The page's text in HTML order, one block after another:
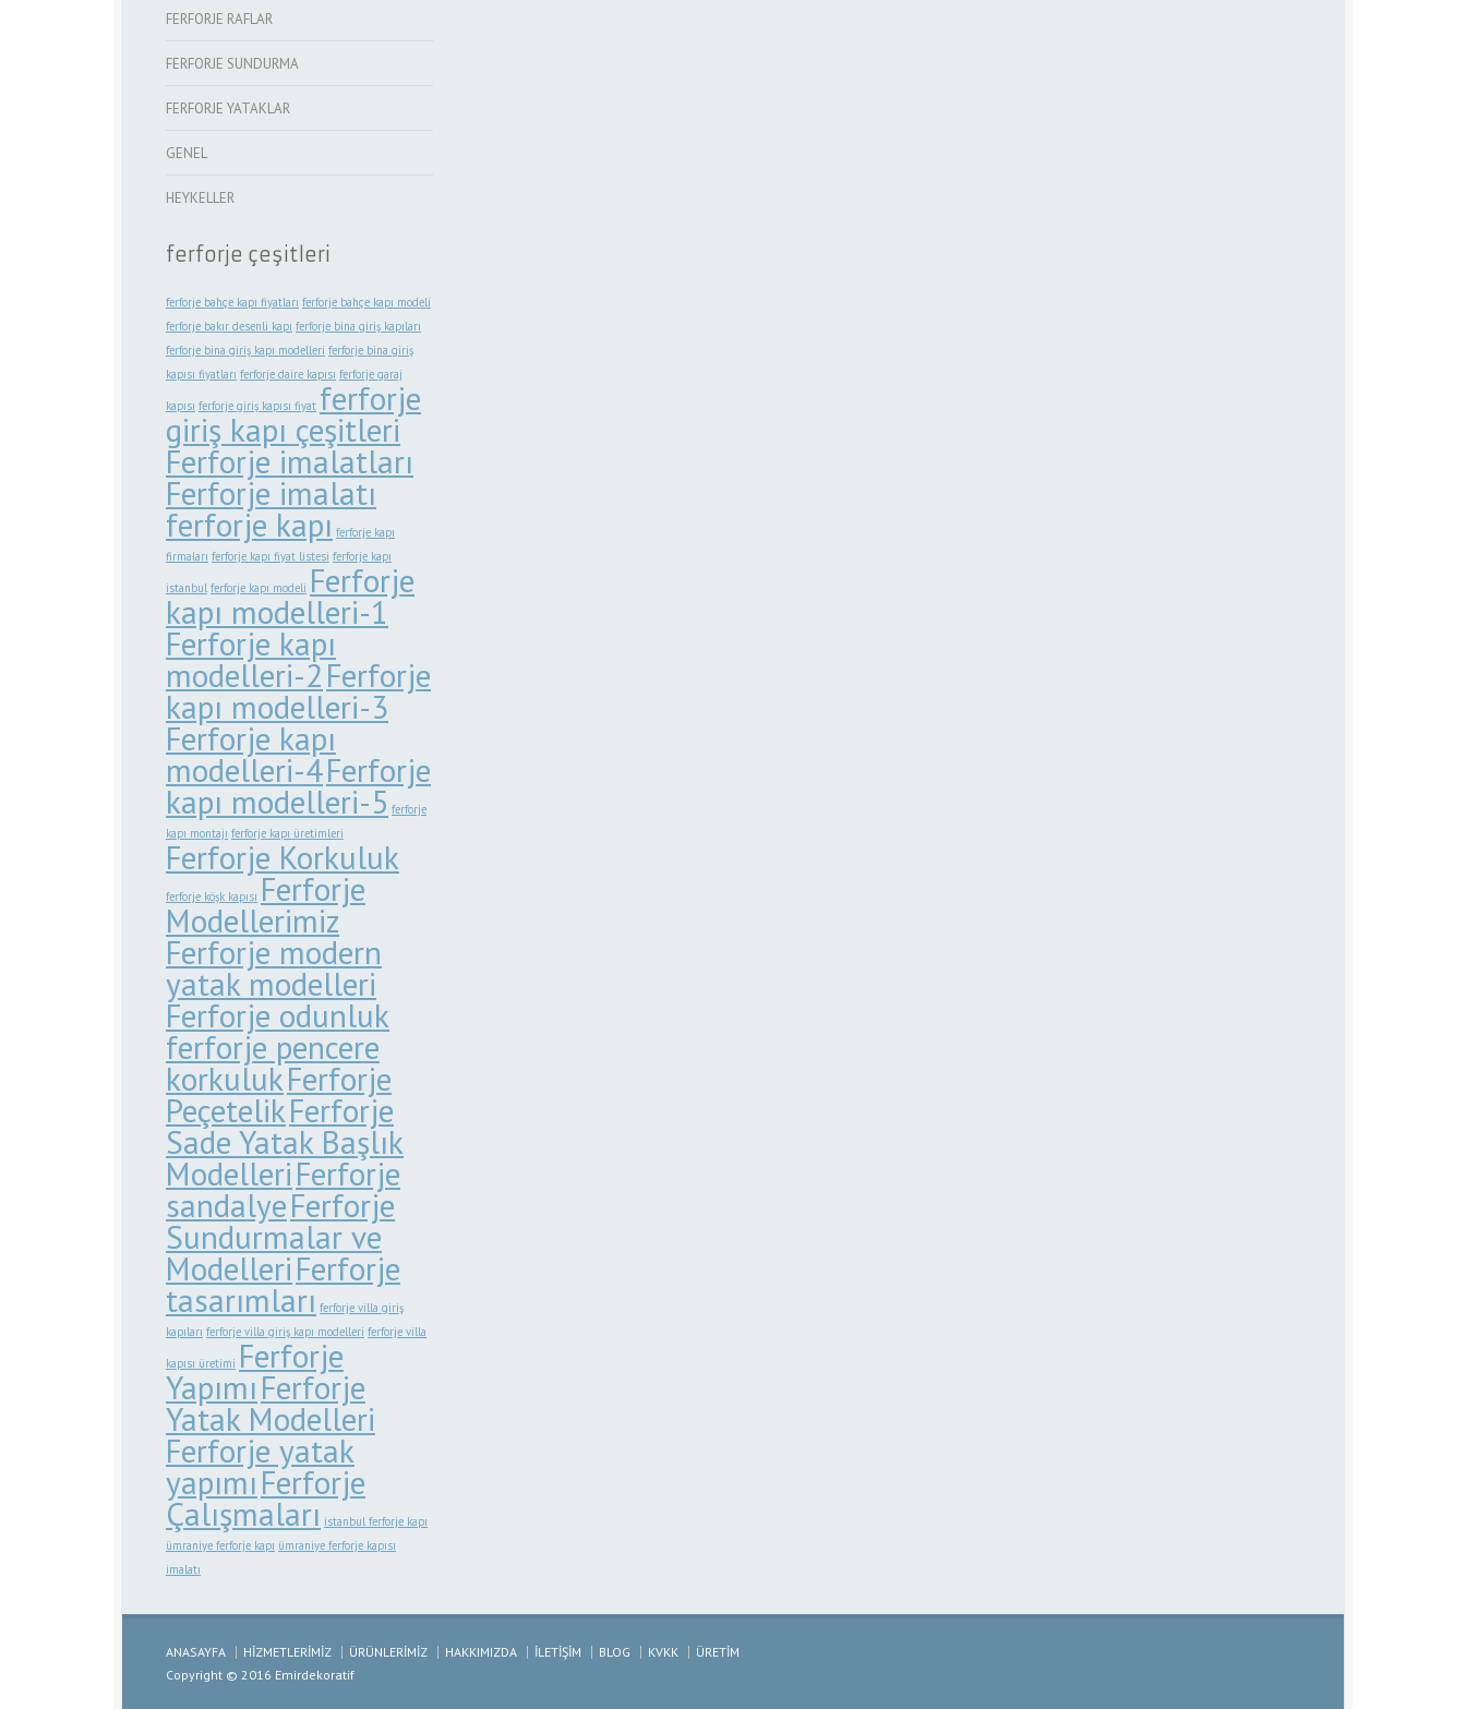
FERFORJE RAFLAR
FERFORJE SUNDURMA
FERFORJE YATAKLAR
GENEL
HEYKELLER
ferforje çeşitleri
ferforje bahçe kapı fiyatları ferforje bahçe kapı modeli
ferforje bakır desenli kapı ferforje bina giriş kapıları
ferforje bina giriş kapı modelleri ferforje bina giriş
kapısı fiyatları ferforje daire kapısı ferforje garaj
kapısı ferforje giriş kapısı fiyat ferforje
giriş kapı çeşitleri
Ferforje imalatları
Ferforje imalatı
ferforje kapı ferforje kapı
firmaları ferforje kapı fiyat listesi ferforje kapı
istanbul ferforje kapı modeli Ferforje
kapı modelleri-1
Ferforje kapı
modelleri-2Ferforje
kapı modelleri-3
Ferforje kapı
modelleri-4Ferforje
kapı modelleri-5 ferforje
kapı montajı ferforje kapı üretimleri
Ferforje Korkuluk
ferforje köşk kapısı Ferforje
Modellerimiz
Ferforje modern
yatak modelleri
Ferforje odunluk
ferforje pencere
korkulukFerforje
PeçetelikFerforje
Sade Yatak Başlık
ModelleriFerforje
sandalyeFerforje
Sundurmalar ve
ModelleriFerforje
tasarımları ferforje villa giriş
kapıları ferforje villa giriş kapı modelleri ferforje villa
kapısı üretimi Ferforje
YapımıFerforje
Yatak Modelleri
Ferforje yatak
yapımıFerforje
Çalışmaları istanbul ferforje kapı
ümraniye ferforje kapı ümraniye ferforje kapısı
imalatı
ANASAYFA HİZMETLERİMİZ ÜRÜNLERİMİZ HAKKIMIZDA İLETİŞİM BLOG KVKK
ÜRETİM
Copyright © 2016 Emirdekoratif